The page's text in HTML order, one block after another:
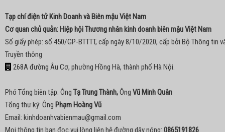
Tạp chí điện tử Kinh Doanh và Biên mậu Việt Nam
Cơ quan chủ quản: Hiệp hội Thương nhân kinh doanh biên mậu Việt Nam
Số giấy phép: số 450/GP-BTTTT, cấp ngày 8/10/2020, cấp bởi Bộ Thông tin
Truyền thông
268A đường Âu Cơ, phường Hồng Hà, thành phố Hà Nội.
Phó Tổng biên tập: Ông Tạ Trung Thành,Ông Vũ Minh Quân
Tổng thư ký: Ông Phạm Hoàng Vũ
Email: kinhdoanhvabienmau@gmail.com